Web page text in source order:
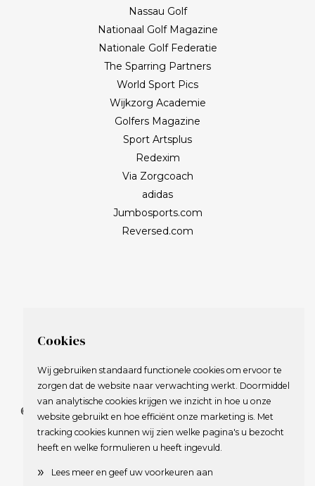
Nassau Golf
Nationaal Golf Magazine
Nationale Golf Federatie
The Sparring Partners
World Sport Pics
Wijkzorg Academie
Golfers Magazine
Sport Artsplus
Redexim
Via Zorgcoach
adidas
Jumbosports.com
Reversed.com
© 2009-2023 Nederlandse Vereniging van Golfspelende
Journalisten.
Alle rechten voorbehouden.
Privacy Statement
Cookies
Wij gebruiken standaard functionele cookies om ervoor te
zorgen dat de website naar verwachting werkt. Doormiddel
van analytische cookies krijgen we inzicht in hoe u onze
website gebruikt en hoe efficiënt onze marketing is. Met
tracking cookies kunnen wij zien welke pagina's u bezocht
heeft en welke formulieren u heeft ingevuld.
» Lees meer en geef uw voorkeuren aan